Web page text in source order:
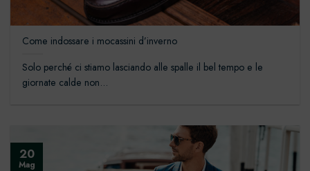
Come indossare i mocassini d’inverno
Solo perché ci stiamo lasciando alle spalle il bel tempo e le
giornate calde non...
20
Mag